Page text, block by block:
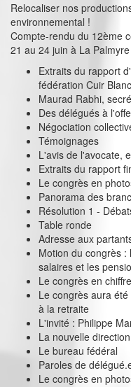
Relocaliser nos
environnemental !
Compte-rendu du 12ème
21 au 24 juin à La
Extraits du rapport
fédération Cuir
Maurad Rabhi,
Des délégués à
Négociation
Témoignages
L'avis de l'avocate,
Extraits du rapport
Le congrès en
Panorama des
Résolution 1 -
Table ronde
Adresse aux
Motion du congrès
salaires et les
Le congrès en
Le congrès aura
à la retraite
L'invité : Philippe
La nouvelle
Le bureau fédéral
Paroles de
Le congrès en